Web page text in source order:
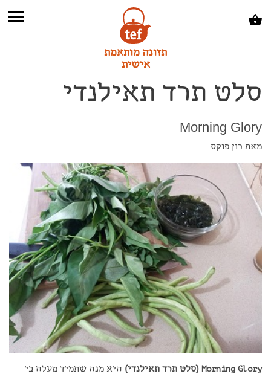
תזונה מותאמת
אישית
סלט תרד תאילנדי
Morning Glory
מאת רון פוקס
Morning Glory (סלט תרד תאילנדי)
היא מנה שתמיד מעלה בי